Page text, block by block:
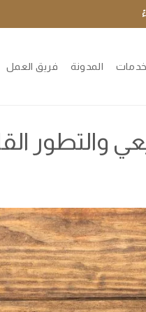
المدونة فريق العمل
والتطور